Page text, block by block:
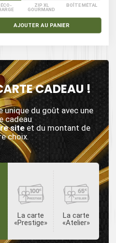
ZIP XL
GOURMAND
BOÎTE MÉTAL
AJOUTER AU PANIER
CADEAU !
unique du goût avec une
cadeau
siteet du montant de
choix.
La carte
«Prestige»
La carte
«Atelier»